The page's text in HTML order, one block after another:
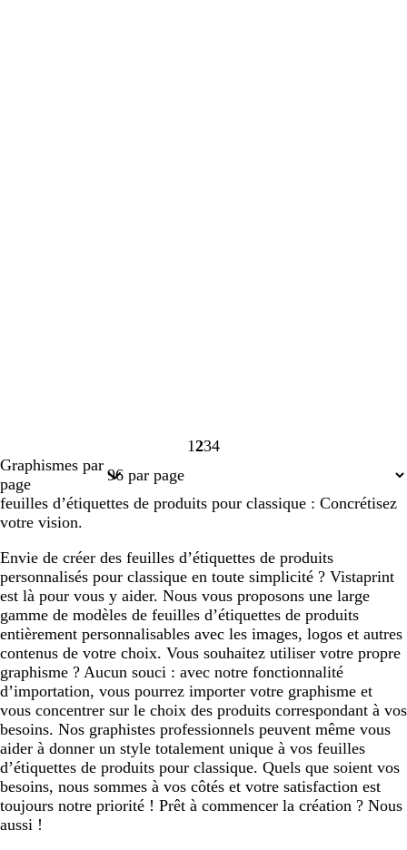
Page
1 Page
2Page
3Page
4
Graphismes par
page
feuilles d’étiquettes de produits pour classique : Concrétisez
votre vision.
Envie de créer des feuilles d’étiquettes de produits
personnalisés pour classique en toute simplicité ? Vistaprint
est là pour vous y aider. Nous vous proposons une large
gamme de modèles de feuilles d’étiquettes de produits
entièrement personnalisables avec les images, logos et autres
contenus de votre choix. Vous souhaitez utiliser votre propre
graphisme ? Aucun souci : avec notre fonctionnalité
d’importation, vous pourrez importer votre graphisme et
vous concentrer sur le choix des produits correspondant à vos
besoins. Nos graphistes professionnels peuvent même vous
aider à donner un style totalement unique à vos feuilles
d’étiquettes de produits pour classique. Quels que soient vos
besoins, nous sommes à vos côtés et votre satisfaction est
toujours notre priorité ! Prêt à commencer la création ? Nous
aussi !